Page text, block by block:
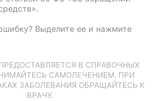
Выделите ее и нажмите
В СПРАВОЧНЫХ
САМОЛЕЧЕНИЕМ. ПРИ
ЗАБОЛЕВАНИЯ ОБРАЩАЙТЕСЬ К
ВРАЧУ.